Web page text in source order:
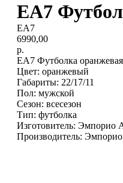
EA7
EA7
6990,00
р.
EA7 Футболка оранжевая
Цвет: оранжевый
Габариты: 22/17/11
Пол: мужской
Сезон: всесезон
Тип: футболка
Изготовитель: Эмпорио
Производитель: